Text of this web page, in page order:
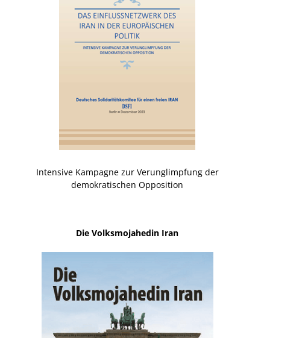
Intensive Kampagne zur Verunglimpfung der
demokratischen Opposition
Die Volksmojahedin Iran